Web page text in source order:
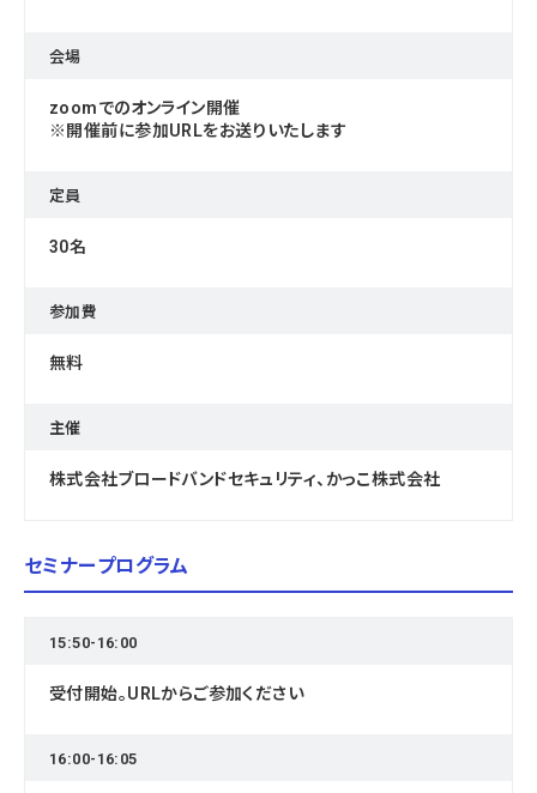
会場
zoomでのオンライン開催
※開催前に参加URLをお送りいたします
定員
30名
参加費
無料
主催
株式会社ブロードバンドセキュリティ、かっこ株式会社
セミナープログラム
15:50-16:00
受付開始。URLからご参加ください
16:00-16:05